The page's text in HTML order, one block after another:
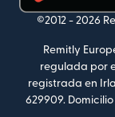
(se abre en
©2012 - 2026
Remitly
regulada por
registrada en
629909.